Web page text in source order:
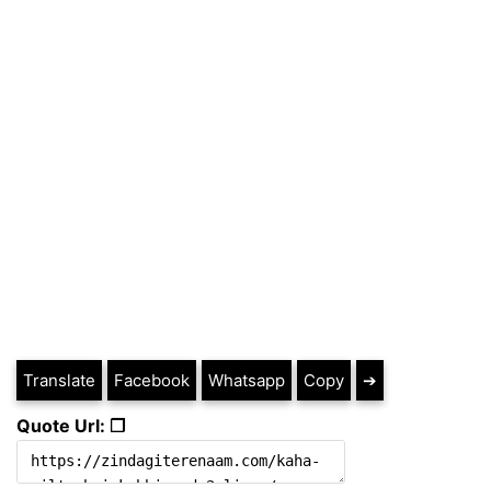
Translate Facebook Whatsapp Copy ➔
Quote Url: ❐